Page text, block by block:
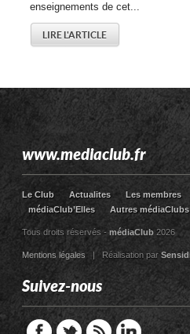
enseignements de cet...
LIRE L'ARTICLE
www.mediaclub.fr
Le Club Actualites Les membres
médiaClub’Elles
Autres médiaClubs
Tous droits réservés -médiaClub 2026
Mentions légales| Réalisation par
Suivez-nous